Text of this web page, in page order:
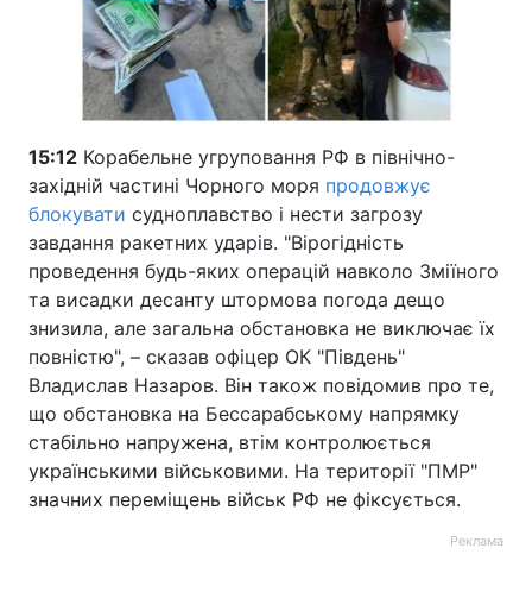
15:12 Корабельне угруповання РФ в північно-
західній частині Чорного моря продовжує
блокувати судноплавство і нести загрозу
завдання ракетних ударів. "Вірогідність
проведення будь-яких операцій навколо Зміїного
та висадки десанту штормова погода дещо
знизила, але загальна обстановка не виключає їх
повністю", – сказав офіцер ОК "Південь"
Владислав Назаров. Він також повідомив про те,
що обстановка на Бессарабському напрямку
стабільно напружена, втім контролюється
українськими військовими. На території "ПМР"
значних переміщень військ РФ не фіксується.
Реклама